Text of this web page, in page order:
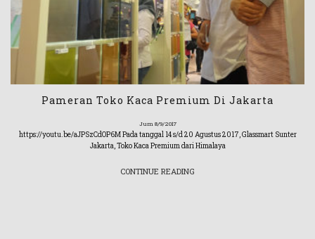
Pameran Toko Kaca Premium Di Jakarta
Jum 8/9/2017
https://youtu.be/aJPSzCdOP6M Pada tanggal 14 s/d 20 Agustus 2017, Glassmart Sunter
Jakarta, Toko Kaca Premium dari Himalaya
CONTINUE READING